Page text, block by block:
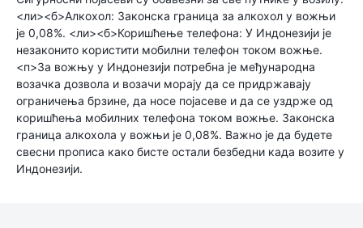
<ли><б>Алкохол: Законска граница за алкохол у вожњи
је 0,08%. <ли><б>Коришћење телефона: У Индонезији је
незаконито користити мобилни телефон током вожње.
<п>За вожњу у Индонезији потребна је међународна
возачка дозвола и возачи морају да се придржавају
ограничења брзине, да носе појасеве и да се уздрже од
коришћења мобилних телефона током вожње. Законска
граница алкохола у вожњи је 0,08%. Важно је да будете
свесни прописа како бисте остали безбедни када возите у
Индонезији.